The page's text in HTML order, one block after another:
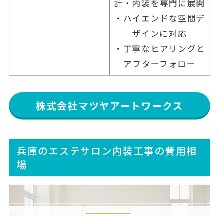
計・内装を専門に展開
・ハイエンドな空間デ
ザインに対応
・丁寧なヒアリングと
アフターフォロー
株式会社マツヤアートワークス
兵庫のエステサロン内装工事の費用相
場